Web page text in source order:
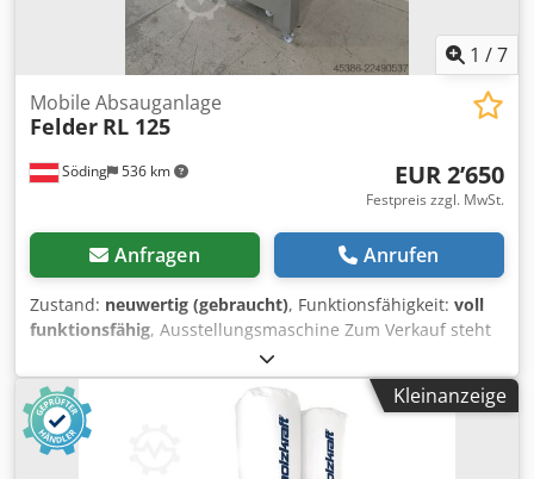
1 /7
Söding 536 km
Mobile Absauganlage
Felder RL 125
EUR 2’650
Festpreis zzgl. MwSt.
Anfragen Anrufen
Zustand: neuwertig (gebraucht), Funktionsfähigkeit: voll
funktionsfähig, Ausstellungsmaschine Zum Verkauf steht
unser Felder RL-125 Reinluft-Absauggerät aus unserem
Schauraum mit einem maximalen Volumenstrom von 1900
m³/h. Das Absauggerät befindet sich in neuwertigem
Zustand und wurde von unserem Fachpersonal überprüft
und aufbereitet. Technische Daten: - Reinluftabsauggerät
Kleinanzeige